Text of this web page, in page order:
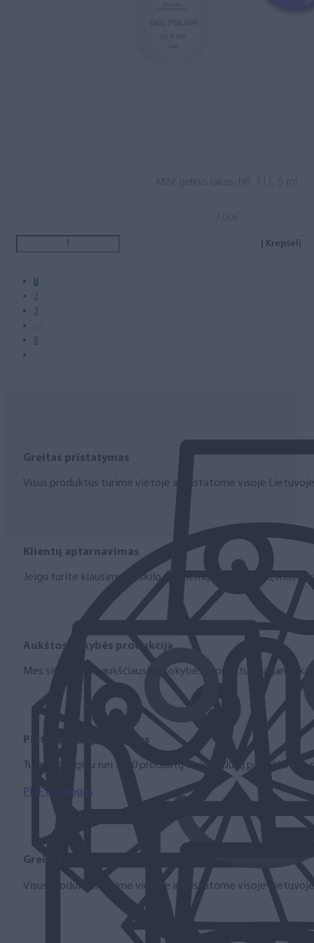
MINI gelinis lakas, NR. 111, 6 ml
Į Krepšelį
1
Greitas pristatymas
Visus produktus turime vietoje ir pristatome visoje Lietuvoje
Klientų aptarnavimas
Jeigu turite klausimų ar iškilo problemų su užsakymu, mus
Aukštos kokybės produkcija
Mes siūlome tik aukščiausios kokybės produktus nagams,
Platus prekių katalogas
Turime daugiau nei 3000 produktų visiems Jūsų poreikiams
PDF katalogas
Greitas pristatymas
Visus produktus turime vietoje ir pristatome visoje Lietuvoje